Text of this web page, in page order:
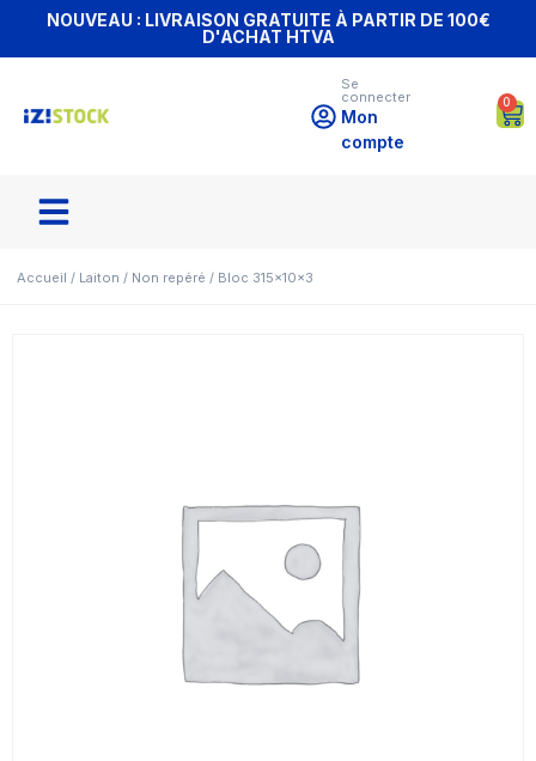
NOUVEAU : LIVRAISON GRATUITE À PARTIR DE 100€
D'ACHAT HTVA
Se
connecter
Mon
compte
0
Accueil / Laiton / Non repéré / Bloc 315x10x3